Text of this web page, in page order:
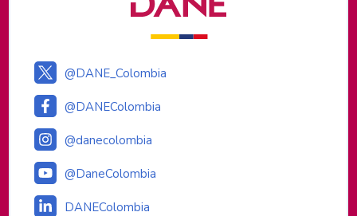
@DANE_Colombia
@DANEColombia
@danecolombia
@DaneColombia
DANEColombia